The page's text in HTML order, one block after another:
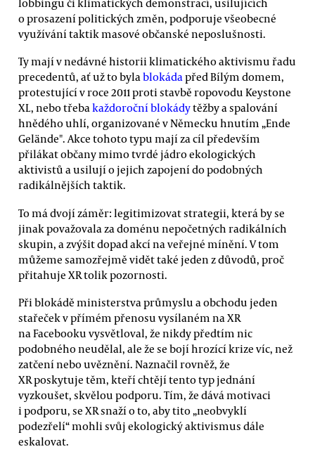
lobbingu či klimatických demonstrací, usilujících
o prosazení politických změn, podporuje všeobecné
využívání taktik masové občanské neposlušnosti.
Ty mají v nedávné historii klimatického aktivismu řadu
precedentů, ať už to bylablokádapřed Bílým domem,
protestující v roce 2011 proti stavbě ropovodu Keystone
XL, nebo třebakaždoroční blokádytěžby a spalování
hnědého uhlí, organizované v Německu hnutím „Ende
Gelände". Akce tohoto typu mají za cíl především
přilákat občany mimo tvrdé jádro ekologických
aktivistů a usilují o jejich zapojení do podobných
radikálnějších taktik.
To má dvojí záměr: legitimizovat strategii, která by se
jinak považovala za doménu nepočetných radikálních
skupin, a zvýšit dopad akcí na veřejné mínění. V tom
můžeme samozřejmě vidět také jeden z důvodů, proč
přitahuje XR tolik pozornosti.
Při blokádě ministerstva průmyslu a obchodu jeden
stařeček v přímém přenosu vysílaném na XR
na Facebooku vysvětloval, že nikdy předtím nic
podobného neudělal, ale že se bojí hrozící krize víc, než
zatčení nebo uvěznění. Naznačil rovněž, že
XR poskytuje těm, kteří chtějí tento typ jednání
vyzkoušet, skvělou podporu. Tím, že dává motivaci
i podporu, se XR snaží o to, aby tito „neobvyklí
podezřelí“ mohli svůj ekologický aktivismus dále
eskalovat.